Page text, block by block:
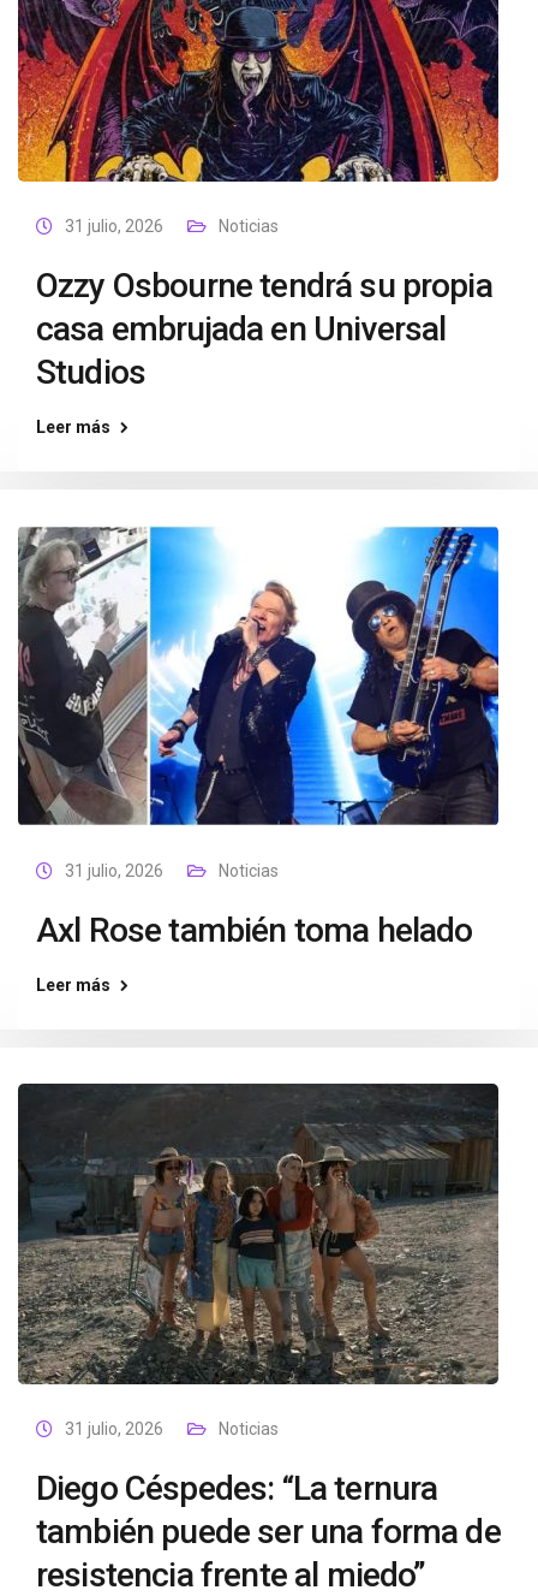
31 julio, 2026 Noticias
Ozzy Osbourne tendrá su propia
casa embrujada en Universal
Studios
Leer más
31 julio, 2026 Noticias
Axl Rose también toma helado
Leer más
31 julio, 2026 Noticias
Diego Céspedes: “La ternura
también puede ser una forma de
resistencia frente al miedo”